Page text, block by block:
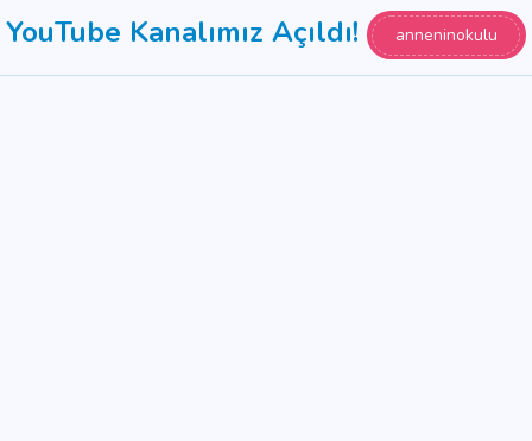
YouTube Kanalımız Açıldı! anneninokulu